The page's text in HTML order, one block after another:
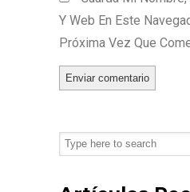
Y Web En Este
Próxima Vez Que